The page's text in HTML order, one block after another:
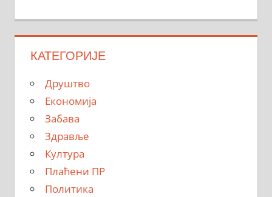
КАТЕГОРИЈЕ
Друштво
Економија
Забава
Здравље
Култура
Плаћени ПР
Политика